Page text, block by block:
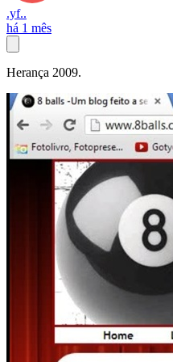
.yf..
há 1 mês
Herança 2009.